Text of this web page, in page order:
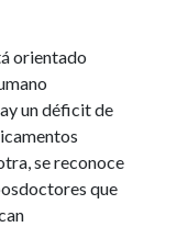
orientado
un déficit de
se reconoce
que